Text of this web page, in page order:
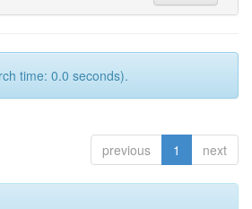
time: 0.0 seconds).
previous 1 next